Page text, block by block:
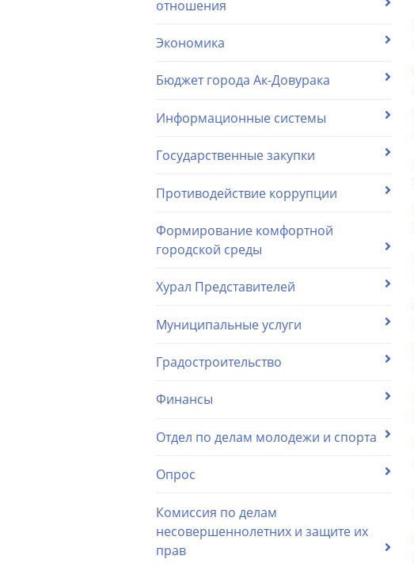
отношения
Экономика
Бюджет города Ак-Довурака
Информационные системы
Государственные закупки
Противодействие коррупции
Формирование комфортной
городской среды
Хурал Представителей
Муниципальные услуги
Градостроительство
Финансы
Отдел по делам молодежи и спорта
Опрос
Комиссия по делам
несовершеннолетних и защите их
прав